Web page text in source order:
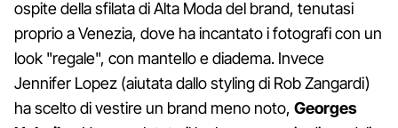
ospite della sfilata di Alta Moda del brand, tenutasi
proprio a Venezia, dove ha incantato i fotografi con un
look "regale", con mantello e diadema. Invece
Jennifer Lopez (aiutata dallo styling di Rob Zangardi)
ha scelto di vestire un brand meno noto, Georges